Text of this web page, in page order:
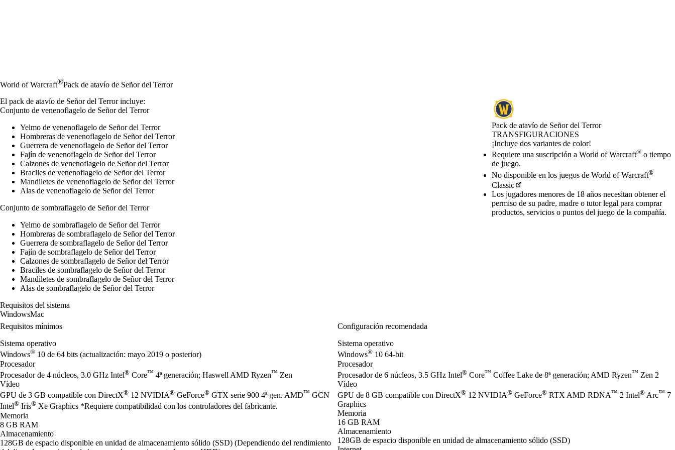
World of Warcraft®Pack de atavío de Señor del Terror
Pack de atavío de Señor del Terror
TRANSFIGURACIONES
Product Notification
¡Incluye dos variantes de color!
Precio
Available actions
Requiere una suscripción a World of Warcraft® o tiempo
de juego.
No disponible en los juegos de World of Warcraft®
Classic
Los jugadores menores de 18 años necesitan obtener el
permiso de su padre, madre o tutor legal para comprar
productos, servicios o puntos del juego de la compañía.
El pack de atavío de Señor del Terror incluye:
Conjunto de venenoflagelo de Señor del Terror
Yelmo de venenoflagelo de Señor del Terror
Hombreras de venenoflagelo de Señor del Terror
Guerrera de venenoflagelo de Señor del Terror
Fajín de venenoflagelo de Señor del Terror
Calzones de venenoflagelo de Señor del Terror
Braciles de venenoflagelo de Señor del Terror
Mandiletes de venenoflagelo de Señor del Terror
Alas de venenoflagelo de Señor del Terror
Conjunto de sombraflagelo de Señor del Terror
Yelmo de sombraflagelo de Señor del Terror
Hombreras de sombraflagelo de Señor del Terror
Guerrera de sombraflagelo de Señor del Terror
Fajín de sombraflagelo de Señor del Terror
Calzones de sombraflagelo de Señor del Terror
Braciles de sombraflagelo de Señor del Terror
Mandiletes de sombraflagelo de Señor del Terror
Alas de sombraflagelo de Señor del Terror
Requisitos del sistema
WindowsMac
Requisitos mínimos
Sistema operativo
Windows® 10 de 64 bits (actualización: mayo 2019 o posterior)
Procesador
Procesador de 4 núcleos, 3.0 GHz Intel® Core™ 4ª generación; Haswell AMD Ryzen™ Zen
Vídeo
GPU de 3 GB compatible con DirectX® 12 NVIDIA® GeForce® GTX serie 900 4ª gen. AMD™ GCN
Intel® Iris® Xe Graphics *Requiere compatibilidad con los controladores del fabricante.
Memoria
8 GB RAM
Almacenamiento
128GB de espacio disponible en unidad de almacenamiento sólido (SSD) (Dependiendo del rendimiento
Configuración recomendada
Sistema operativo
Windows® 10 64-bit
Procesador
Procesador de 6 núcleos, 3.5 GHz Intel® Core™ Coffee Lake de 8ª generación; AMD Ryzen™ Zen 2
Vídeo
GPU de 8 GB compatible con DirectX® 12 NVIDIA® GeForce® RTX AMD RDNA™ 2 Intel® Arc™ 7
Graphics
Memoria
16 GB RAM
Almacenamiento
128GB de espacio disponible en unidad de almacenamiento sólido (SSD)